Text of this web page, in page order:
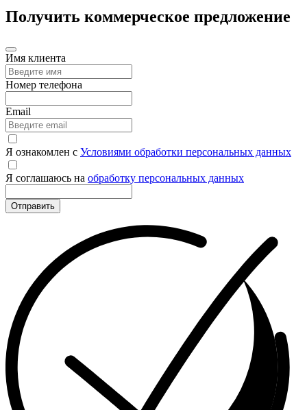
Получить коммерческое предложение
Имя клиента
Номер телефона
Email
Я ознакомлен с Условиями обработки персональных данных
Я соглашаюсь на обработку персональных данных
Отправить